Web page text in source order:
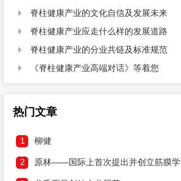
 脊柱健康产业的文化自信及发展未来
 脊柱健康产业应走什么样的发展道路
 脊柱健康产业的分业共链及标准规范
 《脊柱健康产业高端对话》等着您
热门文章
1 柳健
2 原林——国际上首次提出并创立筋膜学